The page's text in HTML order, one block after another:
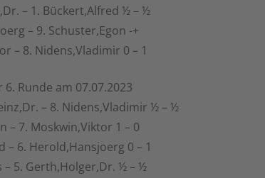
– 1. Bückert,Alfred ½ – ½
– 9. Schuster,Egon -+
– 8. Nidens,Vladimir 0 – 1
Runde am 07.07.2023
– 8. Nidens,Vladimir ½ – ½
– 7. Moskwin,Viktor 1 – 0
– 6. Herold,Hansjoerg 0 – 1
– 5. Gerth,Holger,Dr. ½ – ½